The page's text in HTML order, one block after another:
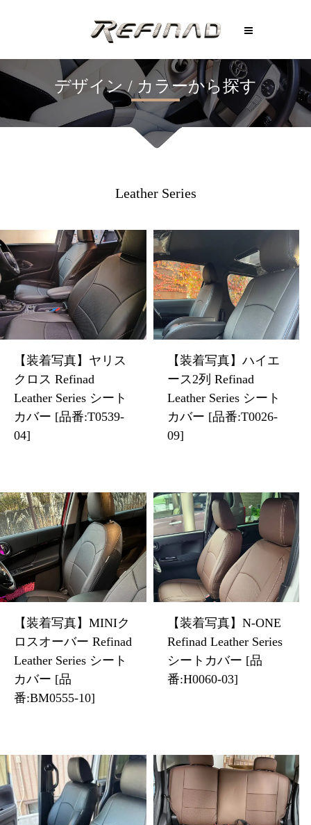
Leather Series
【装着写真】ヤリス
クロス Refinad
Leather Series シート
カバー [品番:T0539-
04]
【装着写真】ハイエ
ース2列 Refinad
Leather Series シート
カバー [品番:T0026-
09]
【装着写真】MINIク
ロスオーバー Refinad
Leather Series シート
カバー [品
番:BM0555-10]
【装着写真】N-ONE
Refinad Leather Series
シートカバー [品
番:H0060-03]